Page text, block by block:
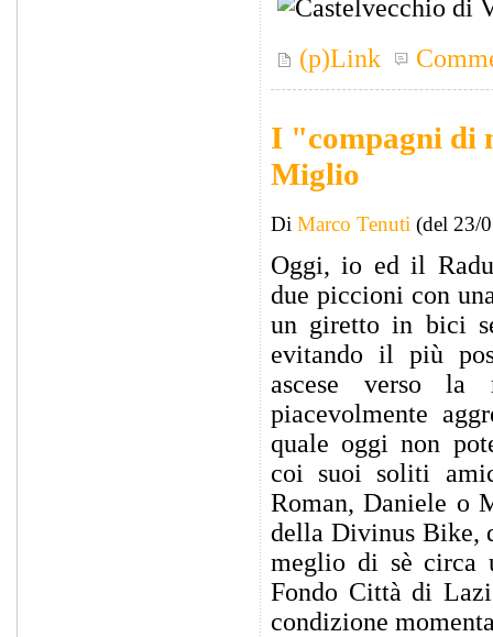
(p)Link
I "compagni di
Miglio
Di Marco Tenuti (del 23/
Oggi, io ed il
due piccioni con
un giretto in bici
evitando il più
ascese verso la
piacevolmente
quale oggi non
coi suoi soliti
Roman, Daniele o
della Divinus Bike,
meglio di sè circa
Fondo Città di
condizione